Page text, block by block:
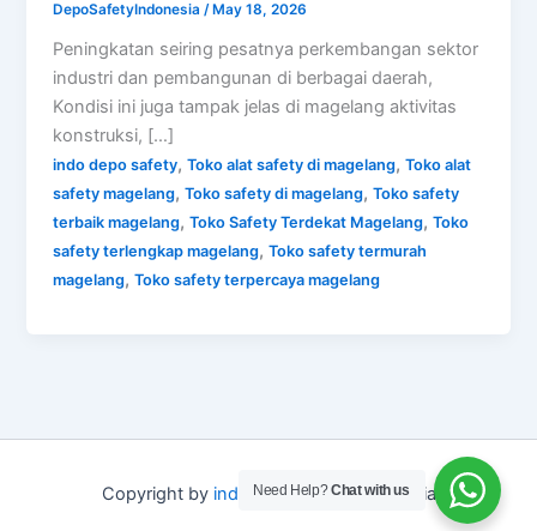
DepoSafetyIndonesia/ May 18, 2026
Peningkatan seiring pesatnya perkembangan sektor
industri dan pembangunan di berbagai daerah,
Kondisi ini juga tampak jelas di magelang aktivitas
konstruksi, […]
indo depo safety,Toko alat safety di magelang,Toko alat
safety magelang,Toko safety di magelang,Toko safety
terbaik magelang,Toko Safety Terdekat Magelang,Toko
safety terlengkap magelang,Toko safety termurah
magelang,Toko safety terpercaya magelang
Copyright by indo depo safetyIndonesia
Need Help?Chat with us